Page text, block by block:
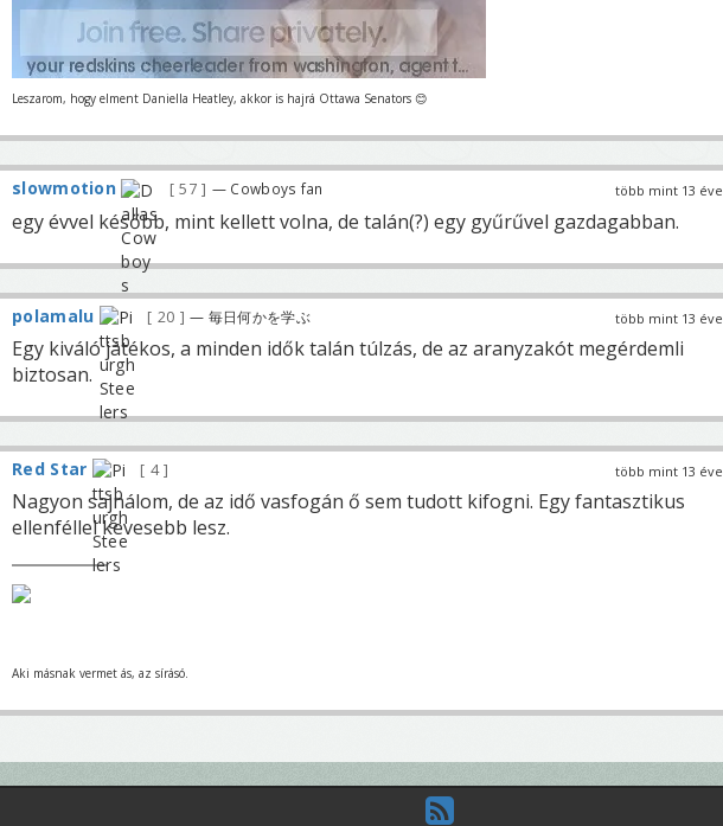
Leszarom, hogy elment Daniella Heatley, akkor is hajrá Ottawa Senators 😊
több mint 13 éve
slowmotion 57 — Cowboys fan
egy évvel később, mint kellett volna, de talán(?) egy gyűrűvel gazdagabban.
több mint 13 éve
polamalu 20 — 毎日何かを学ぶ
Egy kiváló játékos, a minden idők talán túlzás, de az aranyzakót megérdemli
biztosan.
több mint 13 éve
Red Star 4
Nagyon sajnálom, de az idő vasfogán ő sem tudott kifogni. Egy fantasztikus
ellenféllel kevesebb lesz.
Aki másnak vermet ás, az sírásó.